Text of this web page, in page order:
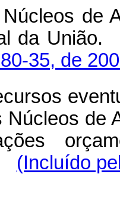
de
Geral
35, de
Núcleos de
(Incluído